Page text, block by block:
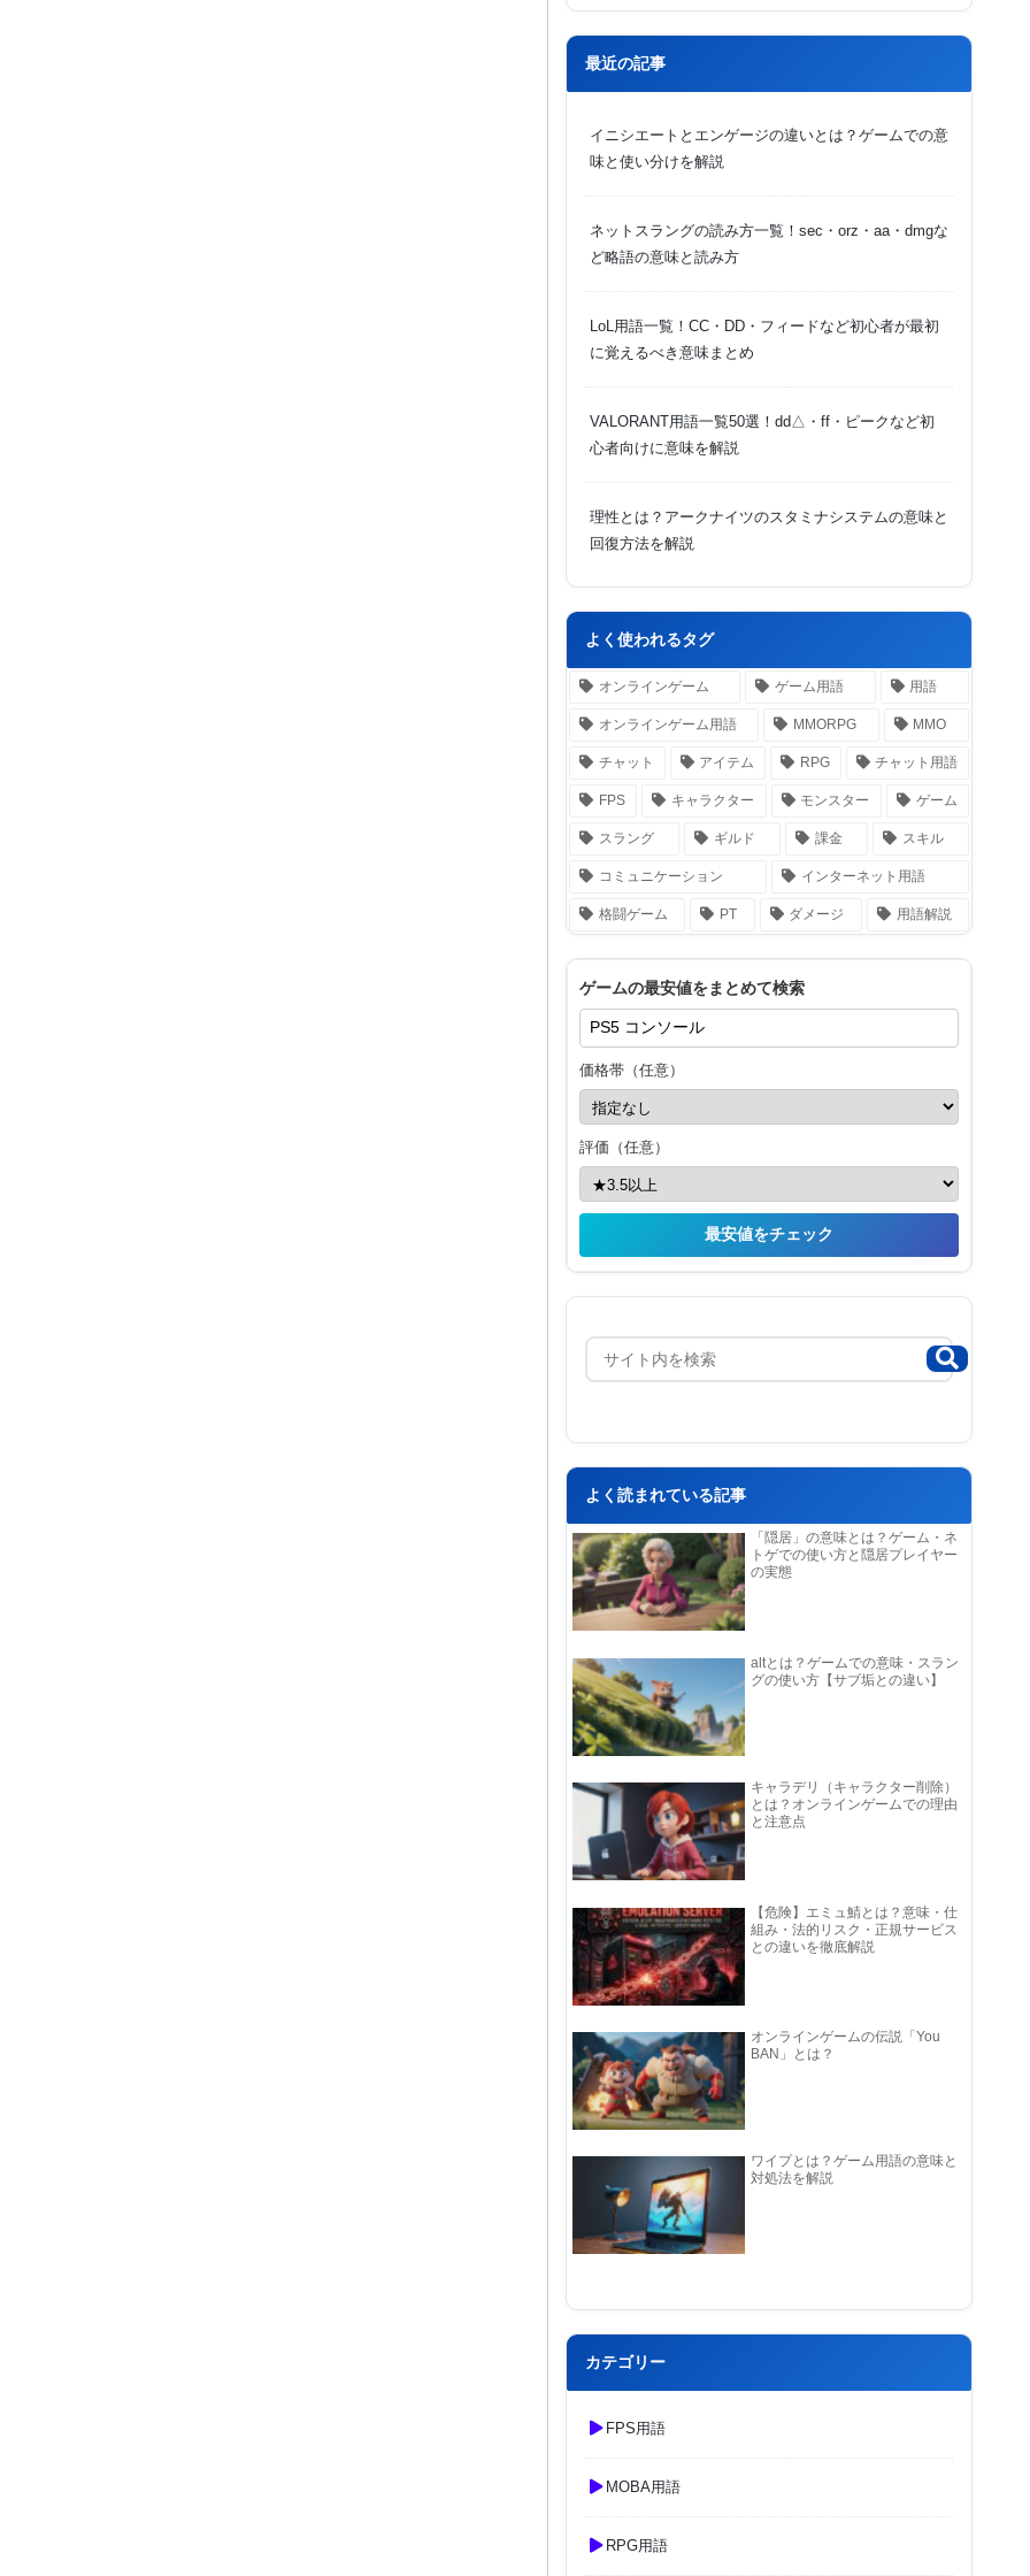
最近の記事
イニシエートとエンゲージの違いとは？ゲームでの意
味と使い分けを解説
ネットスラングの読み方一覧！sec・orz・aa・dmgな
ど略語の意味と読み方
LoL用語一覧！CC・DD・フィードなど初心者が最初
に覚えるべき意味まとめ
VALORANT用語一覧50選！dd△・ff・ピークなど初
心者向けに意味を解説
理性とは？アークナイツのスタミナシステムの意味と
回復方法を解説
よく使われるタグ
オンラインゲーム ゲーム用語 用語
オンラインゲーム用語 MMORPG MMO
チャット アイテム RPG チャット用語
FPS キャラクター モンスター ゲーム
スラング ギルド 課金 スキル
コミュニケーション インターネット用語
格闘ゲーム PT ダメージ 用語解説
ゲームの最安値をまとめて検索
価格帯（任意）
評価（任意）
最安値をチェック
よく読まれている記事
「隠居」の意味とは？ゲーム・ネ
トゲでの使い方と隠居プレイヤー
の実態
altとは？ゲームでの意味・スラン
グの使い方【サブ垢との違い】
キャラデリ（キャラクター削除）
とは？オンラインゲームでの理由
と注意点
【危険】エミュ鯖とは？意味・仕
組み・法的リスク・正規サービス
との違いを徹底解説
オンラインゲームの伝説「You
BAN」とは？
ワイプとは？ゲーム用語の意味と
対処法を解説
カテゴリー
FPS用語
MOBA用語
RPG用語